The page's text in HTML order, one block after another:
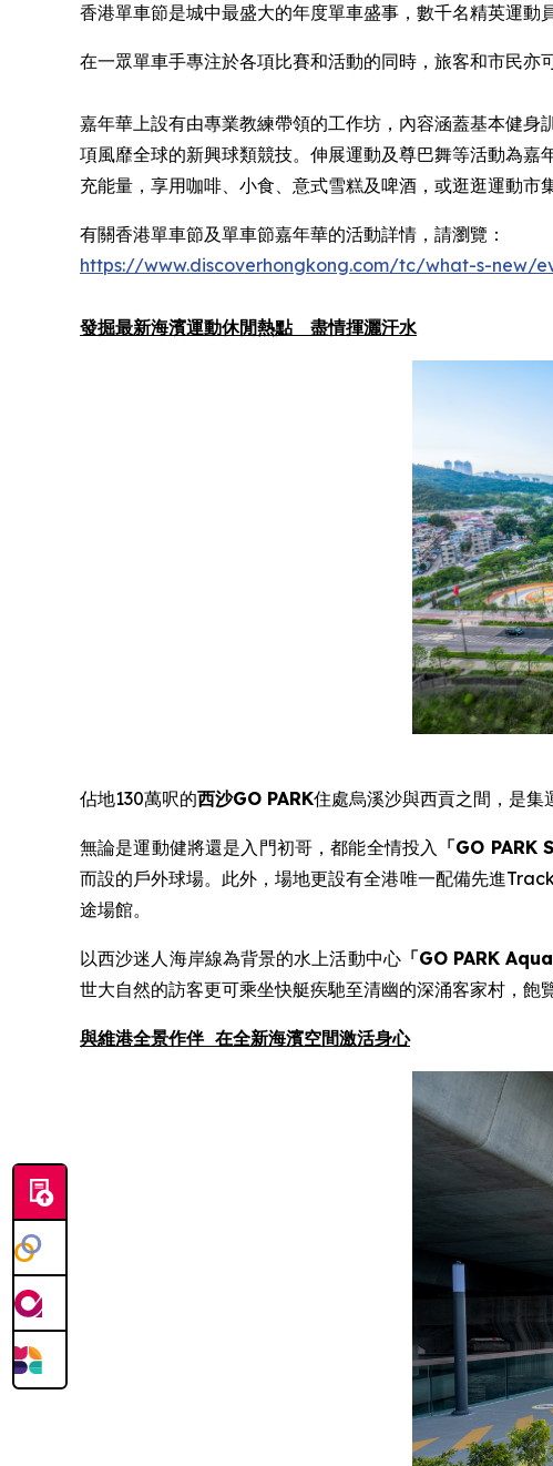
香港單車節是城中最盛大的年度單車盛事，數千名精英運動
在一眾單車手專注於各項比賽和活動的同時，旅客和市民亦
嘉年華上設有由專業教練帶領的工作坊，內容涵蓋基本健
項風靡全球的新興球類競技。伸展運動及尊巴舞等活動為
充能量，享用咖啡、小食、意式雪糕及啤酒，或逛逛運動市
有關香港單車節及單車節嘉年華的活動詳情，請瀏覽：
https://www.discoverhongkong.com/tc/what-s-new/
發掘最新海濱運動休閒熱點 盡情揮灑汗水
佔地130萬呎的西沙GO PARK住處烏溪沙與西貢之間，是集
無論是運動健將還是入門初哥，都能全情投入 「GO PARK
而設的戶外球場。此外，場地更設有全港唯一配備先進
途場館。
以西沙迷人海岸線為背景的水上活動中心「GO PARK Aqua
世大自然的訪客更可乘坐快艇疾馳至清幽的深涌客家村，飽
與維港全景作伴 在全新海濱空間激活身心